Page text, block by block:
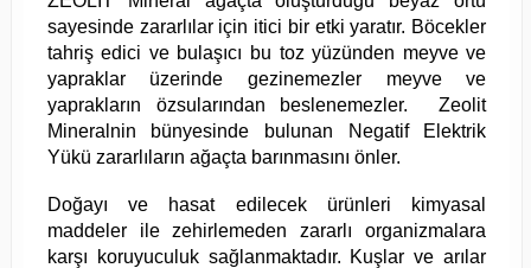
sayesinde zararlılar için itici bir etki yaratır. Böcekler
tahriş edici ve bulaşıcı bu toz yüzünden meyve ve
yapraklar üzerinde gezinemezler meyve ve
yaprakların özsularından beslenemezler. Zeolit
Mineralnin bünyesinde bulunan Negatif Elektrik
Yükü zararlıların ağaçta barınmasını önler.
Doğayı ve hasat edilecek ürünleri kimyasal
maddeler ile zehirlemeden zararlı organizmalara
karşı koruyuculuk sağlanmaktadır. Kuşlar ve arılar